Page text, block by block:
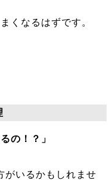
くなるはずです。
の！？」
がいるかもしれませ